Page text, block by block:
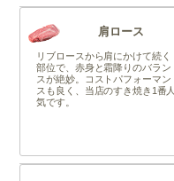
肩ロース
リブロースから肩にかけて続く
部位で、赤身と霜降りのバラン
スが絶妙。コストパフォーマン
スも良く、当店のすき焼き1番人
気です。